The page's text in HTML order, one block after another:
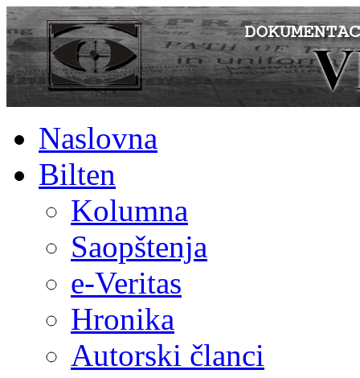
Naslovna
Bilten
Kolumna
Saopštenja
e-Veritas
Hronika
Autorski članci